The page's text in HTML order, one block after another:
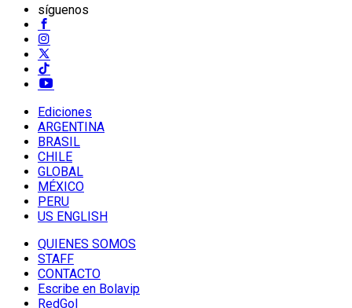
síguenos
Ediciones
ARGENTINA
BRASIL
CHILE
GLOBAL
MÉXICO
PERU
US ENGLISH
QUIENES SOMOS
STAFF
CONTACTO
Escribe en Bolavip
RedGol